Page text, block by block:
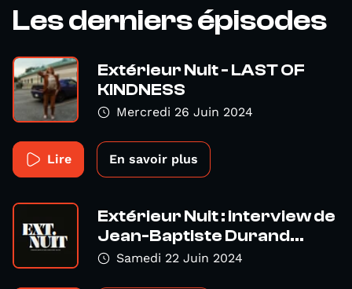
Les derniers épisodes
Extérieur Nuit - LAST OF
KINDNESS
Mercredi 26 Juin 2024
Lire En savoir plus
Extérieur Nuit : interview de
Jean-Baptiste Durand...
Samedi 22 Juin 2024